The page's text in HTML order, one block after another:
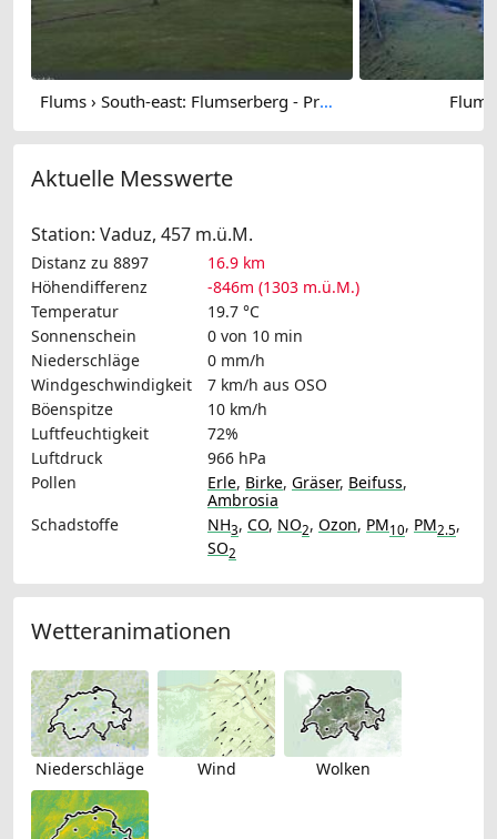
Flums › South-east: Flumserberg - Prodalp
Aktuelle Messwerte
Station: Vaduz, 457 m.ü.M.
Distanz zu 8897
16.9 km
Höhendifferenz
-846m (1303 m.ü.M.)
Temperatur
19.7 °C
Sonnenschein
0 von 10 min
Niederschläge
0 mm/h
Windgeschwindigkeit
7 km/h aus OSO
Böenspitze
10 km/h
Luftfeuchtigkeit
72%
Luftdruck
966 hPa
Pollen
Erle, Birke, Gräser, Beifuss,
Ambrosia
Schadstoffe
NH3, CO, NO2, Ozon, PM10, PM2.5,
SO2
Wetteranimationen
Niederschläge Wind Wolken